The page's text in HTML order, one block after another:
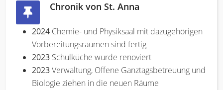
Chronik von St. Anna
2024 Chemie- und Physiksaal mit dazugehörigen
Vorbereitungsräumen sind fertig
2023 Schulküche wurde renoviert
2023Verwaltung, Offene Ganztagsbetreuung und
Biologie ziehen in die neuen Räume